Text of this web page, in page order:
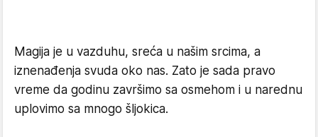
Magija je u vazduhu, sreća u našim srcima, a
iznenađenja svuda oko nas. Zato je sada pravo
vreme da godinu završimo sa osmehom i u narednu
uplovimo sa mnogo šljokica.